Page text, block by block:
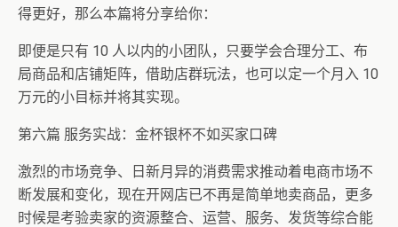
得更好，那么本篇将分享给你：
即便是只有 10 人以内的小团队，只要学会合理分工、布
局商品和店铺矩阵，借助店群玩法，也可以定一个月入 10
万元的小目标并将其实现。
第六篇 服务实战：金杯银杯不如买家口碑
激烈的市场竞争、日新月异的消费需求推动着电商市场不
断发展和变化，现在开网店已不再是简单地卖商品，更多
时候是考验卖家的资源整合、运营、服务、发货等综合能